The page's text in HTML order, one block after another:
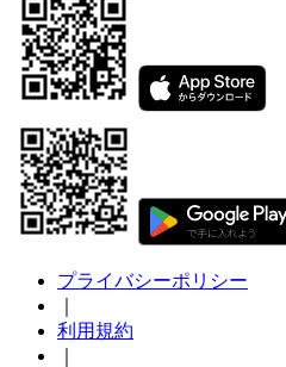
プライバシーポリシー
利用規約